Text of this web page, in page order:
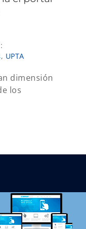
, UPTA
dimensión
los